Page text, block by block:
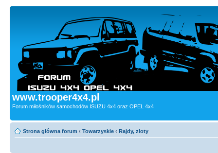
www.trooper4x4.pl
Forum miłośników samochodów ISUZU 4x4 oraz OPEL 4x4
Strona główna forum ‹ Towarzyskie ‹ Rajdy, zloty